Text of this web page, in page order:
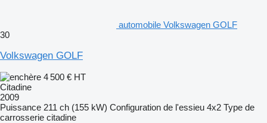
automobile Volkswagen GOLF
30
Volkswagen GOLF
4 500 € HT
Citadine
2009
Puissance 211 ch (155 kW) Configuration de l'essieu 4x2 Type de
carrosserie citadine